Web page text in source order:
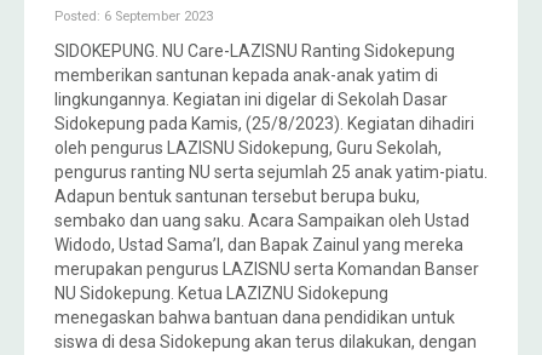
Posted: 6 September 2023
SIDOKEPUNG. NU Care-LAZISNU Ranting Sidokepung
memberikan santunan kepada anak-anak yatim di
lingkungannya. Kegiatan ini digelar di Sekolah Dasar
Sidokepung pada Kamis, (25/8/2023). Kegiatan dihadiri
oleh pengurus LAZISNU Sidokepung, Guru Sekolah,
pengurus ranting NU serta sejumlah 25 anak yatim-piatu.
Adapun bentuk santunan tersebut berupa buku,
sembako dan uang saku. Acara Sampaikan oleh Ustad
Widodo, Ustad Sama’I, dan Bapak Zainul yang mereka
merupakan pengurus LAZISNU serta Komandan Banser
NU Sidokepung. Ketua LAZIZNU Sidokepung
menegaskan bahwa bantuan dana pendidikan untuk
siswa di desa Sidokepung akan terus dilakukan, dengan